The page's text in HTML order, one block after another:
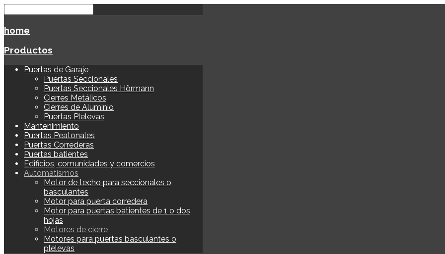
home
Productos
Puertas de Garaje
Puertas Seccionales
Puertas Seccionales Hörmann
Cierres Metálicos
Cierres de Aluminio
Puertas Plelevas
Mantenimiento
Puertas Peatonales
Puertas Correderas
Puertas batientes
Edificios, comunidades y comercios
Automatismos
Motor de techo para seccionales o
basculantes
Motor para puerta corredera
Motor para puertas batientes de 1 o dos
hojas
Motores de cierre
Motores para puertas basculantes o
plelevas